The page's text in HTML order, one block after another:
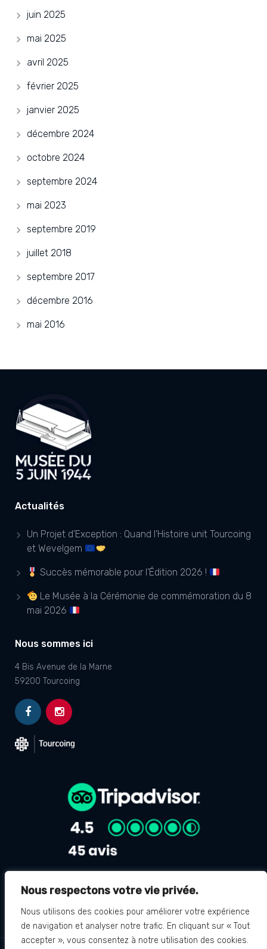
Nous respectons votre vie privée.
Nous utilisons des cookies pour améliorer votre expérience
de navigation et analyser notre trafic. En cliquant sur « Tout
accepter », vous consentez à notre utilisation des cookies.
juin 2025
mai 2025
avril 2025
février 2025
janvier 2025
décembre 2024
octobre 2024
septembre 2024
mai 2023
septembre 2019
juillet 2018
septembre 2017
décembre 2016
mai 2016
Actualités
Un Projet d’Exception : Quand l’Histoire unit Tourcoing
et Wevelgem
Succès mémorable pour l’Édition 2026 !
Le Musée à la Cérémonie de commémoration du 8
mai 2026
Nous sommes ici
4 Bis Avenue de la Marne
59200 Tourcoing
Avis Google